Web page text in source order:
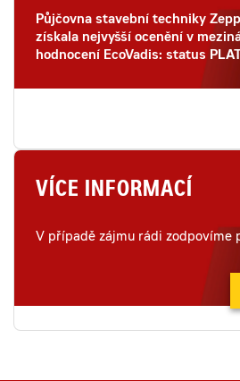
Půjčovna stavební techniky
získala nejvyšší ocenění v
hodnocení EcoVadis: status
VÍCE INFORMACÍ
V případě zájmu rádi zodpovíme